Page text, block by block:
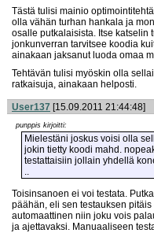
Tästä tulisi mainio
olla vähän turhan hankala ja
osalle putkalaisista. Itse katselin
jonkunverran tarvitsee koodia
ainakaan jaksanut luoda omaa
Tehtävän tulisi myöskin olla
ratkaisuja, ainakaan helposti.
User137 [15.09.2011 21:44:48]
punppis kirjoitti:
Mielestäni joskus voisi olla
jokin tietty koodi mahd.
testattaisiin jollain yhdellä
Toisinsanoen ei voi testata.
päähän, eli sen testauksen
automaattinen niin joku vois
ja ajettavaksi. Manuaaliseen